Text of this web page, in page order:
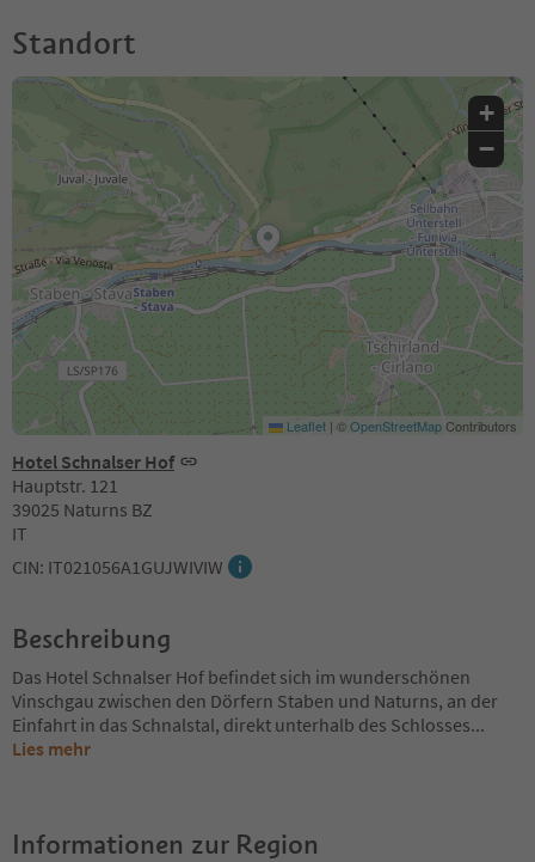
Standort
Hotel Schnalser Hof
Hauptstr. 121
39025 Naturns BZ
IT
CIN: IT021056A1GUJWIVIW
+
−
Leaflet | ©OpenStreetMapContributors
Beschreibung
Das Hotel Schnalser Hof befindet sich im wunderschönen
Vinschgau zwischen den Dörfern Staben und Naturns, an der
Einfahrt in das Schnalstal, direkt unterhalb des Schlosses...
Lies mehr
Informationen zur Region